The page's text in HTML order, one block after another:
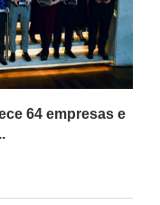
64 empresas e